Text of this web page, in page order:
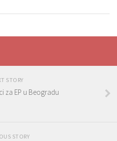
STORY
za EP u Beogradu
STORY